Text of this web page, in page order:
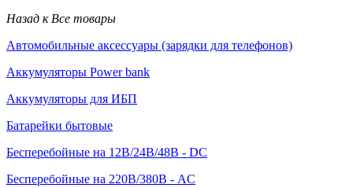
Назад к Все товары
Автомобильные аксессуары (зарядки для телефонов)
Аккумуляторы Power bank
Аккумуляторы для ИБП
Батарейки бытовые
Бесперебойные на 12В/24В/48В - DC
Бесперебойные на 220В/380В - AC